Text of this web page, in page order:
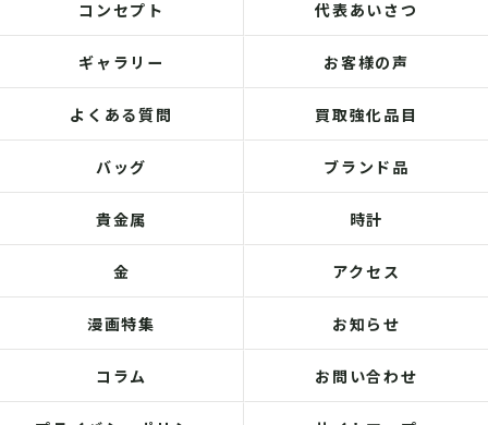
コンセプト 代表あいさつ
ギャラリー お客様の声
よくある質問 買取強化品目
バッグ ブランド品
貴金属 時計
金 アクセス
漫画特集 お知らせ
コラム お問い合わせ